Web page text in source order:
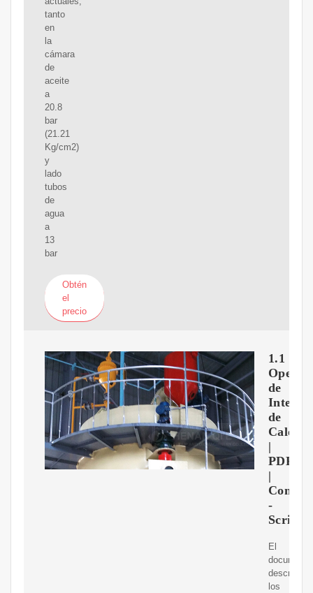
tanto
en
la
cámara
de
aceite
a
20.8
bar
(21.21
Kg/cm2)
y
lado
tubos
de
agua
a
13
bar
Obtén
el
precio
1.1
de
de
Calor
|
PDF
|
-
Scribd
El
documento
describe
los